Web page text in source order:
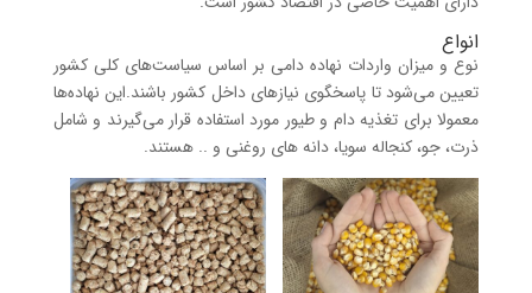
انواع
نوع و میزان واردات نهاده دامی بر اساس سیاست‌های کلی کشور
تعیین می‌شود تا پاسخگوی نیازهای داخل کشور باشند.این نهاده‌ها
معمولا برای تغذیه دام و طیور مورد استفاده قرار می‌گیرند و شامل
ذرت، جو، کنجاله سویا، دانه های روغنی و .. هستند.